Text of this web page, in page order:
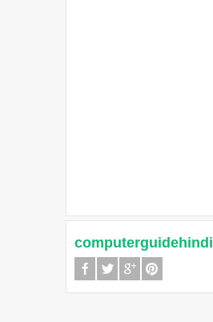
computerguidehindi